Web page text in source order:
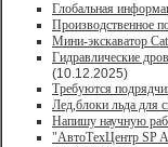
Глобальная
Производственное
Мини-экскаватор
Гидравлические
(10.12.2025)
Требуются
Лед,блоки льда для
Напишу научную
"АвтоТехЦентр SP